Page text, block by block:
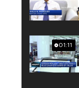
01:11